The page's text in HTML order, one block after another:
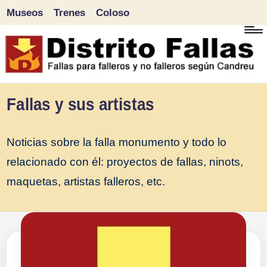
Saltar
al
Museos Trenes Coloso
Fallas y sus artistas
Noticias sobre la falla monumento y todo lo
relacionado con él: proyectos de fallas, ninots,
maquetas, artistas falleros, etc.